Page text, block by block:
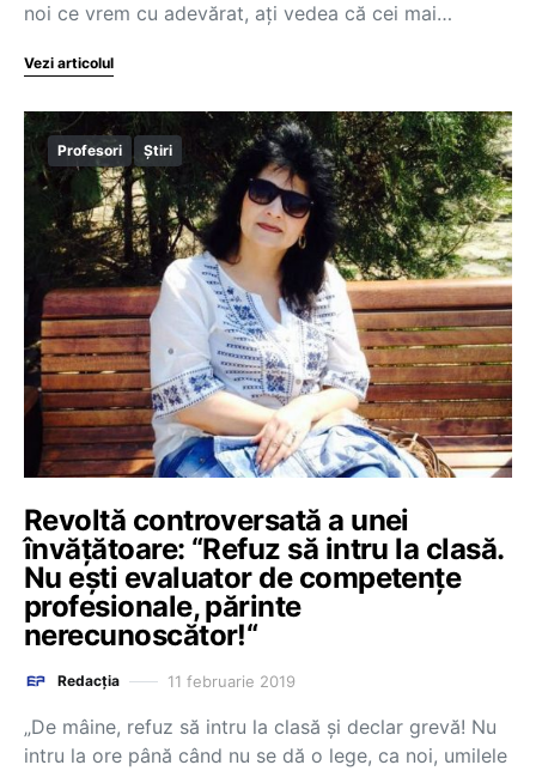
noi ce vrem cu adevărat, ați vedea că cei mai…
Vezi articolul
Profesori Știri
Revoltă controversată a unei
învățătoare: “Refuz să intru la clasă.
Nu ești evaluator de competențe
profesionale, părinte
nerecunoscător!“
Redacția 11 februarie 2019
„De mâine, refuz să intru la clasă și declar grevă! Nu
intru la ore până când nu se dă o lege, ca noi, umilele